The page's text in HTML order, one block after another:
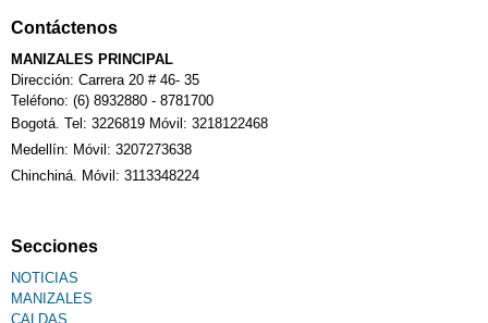
Calendario Tributario
Sudoku
Contáctenos
MANIZALES PRINCIPAL
Dirección: Carrera 20 # 46- 35
Teléfono: (6) 8932880 - 8781700
Bogotá. Tel: 3226819 Móvil: 3218122468
Medellín: Móvil: 3207273638
Chinchiná. Móvil: 3113348224
Secciones
NOTICIAS
MANIZALES
CALDAS